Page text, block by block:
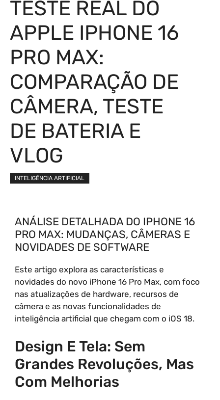
TESTE REAL DO
APPLE IPHONE 16
PRO MAX:
COMPARAÇÃO DE
CÂMERA, TESTE
DE BATERIA E
VLOG
INTELIGÊNCIA ARTIFICIAL
ANÁLISE DETALHADA DO IPHONE 16
PRO MAX: MUDANÇAS, CÂMERAS E
NOVIDADES DE SOFTWARE
Este artigo explora as características e
novidades do novo iPhone 16 Pro Max, com foco
nas atualizações de hardware, recursos de
câmera e as novas funcionalidades de
inteligência artificial que chegam com o iOS 18.
Design E Tela: Sem
Grandes Revoluções, Mas
Com Melhorias